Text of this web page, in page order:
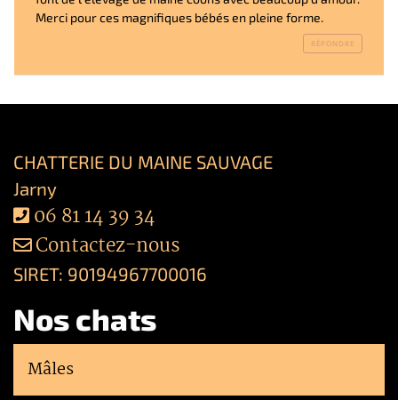
Merci pour ces magnifiques bébés en pleine forme.
RÉPONDRE
CHATTERIE DU MAINE SAUVAGE
Jarny
06 81 14 39 34
Contactez-nous
SIRET: 90194967700016
Nos chats
Mâles